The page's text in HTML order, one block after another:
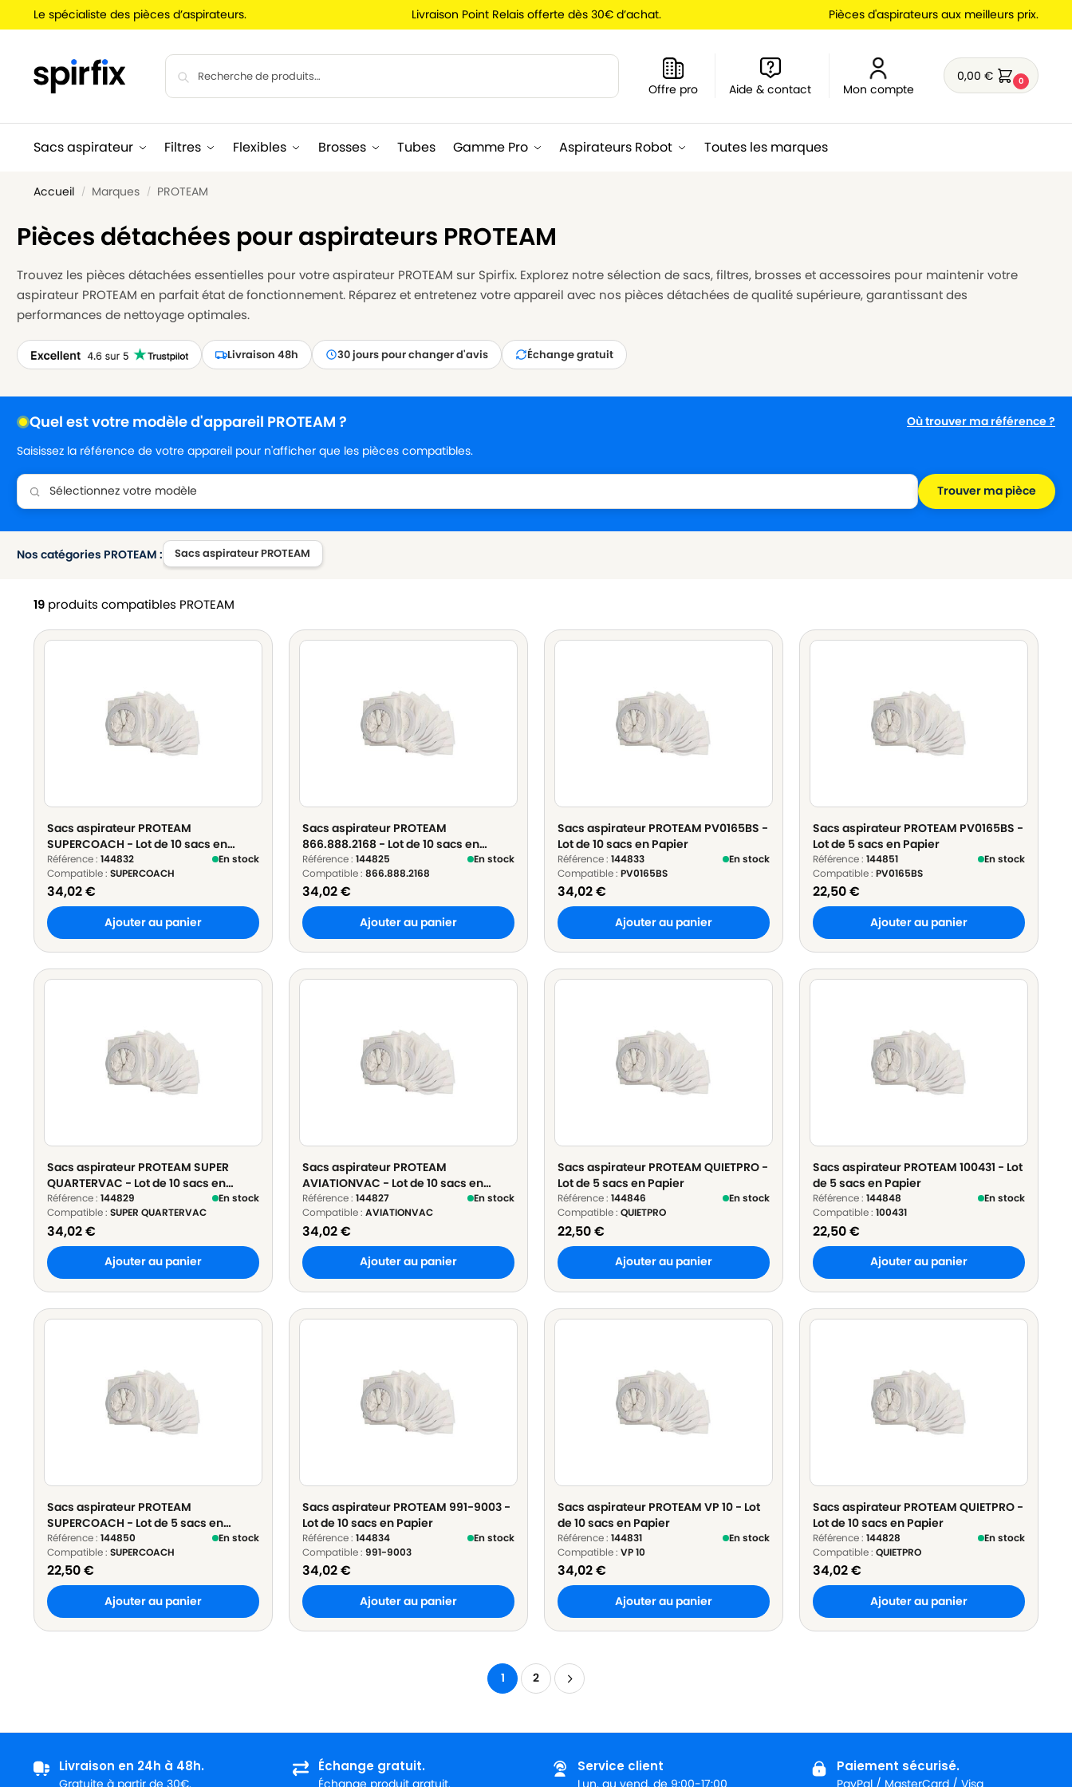
Le spécialiste des pièces d’aspirateurs. Livraison Point Relais offerte dès 30€ d’achat. Pièces d'aspirateurs aux meilleurs prix.
Offre pro Aide & contact Mon compte
0,00€ 0
Sacs aspirateur Filtres Flexibles Brosses Tubes Gamme Pro Aspirateurs Robot Toutes les marques
Accueil / Marques / PROTEAM
Pièces détachées pour aspirateurs PROTEAM
Trouvez les pièces détachées essentielles pour votre aspirateur PROTEAM sur Spirfix. Explorez notre sélection de sacs, filtres, brosses et accessoires pour maintenir votre
aspirateur PROTEAM en parfait état de fonctionnement. Réparez et entretenez votre appareil avec nos pièces détachées de qualité supérieure, garantissant des
performances de nettoyage optimales.
Livraison 48h 30 jours pour changer d'avis Échange gratuit
Quel est votre modèle d'appareil PROTEAM ?
Où trouver ma référence ?
Saisissez la référence de votre appareil pour n'afficher que les pièces compatibles.
Trouver ma pièce
Nos catégories PROTEAM : Sacs aspirateur PROTEAM
19produits compatibles PROTEAM
Sacs aspirateur PROTEAM
SUPERCOACH - Lot de 10 sacs en
Papier
Référence : 144832
En stock
Compatible : SUPERCOACH
34,02€
Ajouter au panier
Sacs aspirateur PROTEAM
866.888.2168 - Lot de 10 sacs en
Papier
Référence : 144825
En stock
Compatible : 866.888.2168
34,02€
Ajouter au panier
Sacs aspirateur PROTEAM PV0165BS -
Lot de 10 sacs en Papier
Référence : 144833
En stock
Compatible : PV0165BS
34,02€
Ajouter au panier
Sacs aspirateur PROTEAM PV0165BS -
Lot de 5 sacs en Papier
Référence :144851
En stock
Compatible :PV0165BS
22,50€
Ajouter au panier
Sacs aspirateur PROTEAM SUPER
QUARTERVAC - Lot de 10 sacs en
Papier
Référence : 144829
En stock
Compatible : SUPER QUARTERVAC
34,02€
Ajouter au panier
Sacs aspirateur PROTEAM
AVIATIONVAC - Lot de 10 sacs en
Papier
Référence : 144827
En stock
Compatible : AVIATIONVAC
34,02€
Ajouter au panier
Sacs aspirateur PROTEAM QUIETPRO -
Lot de 5 sacs en Papier
Référence : 144846
En stock
Compatible : QUIETPRO
22,50€
Ajouter au panier
Sacs aspirateur PROTEAM 100431 - Lot
de 5 sacs en Papier
Référence :144848
En stock
Compatible :100431
22,50€
Ajouter au panier
Sacs aspirateur PROTEAM
SUPERCOACH - Lot de 5 sacs en
Papier
Référence : 144850
En stock
Compatible : SUPERCOACH
22,50€
Ajouter au panier
Sacs aspirateur PROTEAM 991-9003 -
Lot de 10 sacs en Papier
Référence : 144834
En stock
Compatible : 991-9003
34,02€
Ajouter au panier
Sacs aspirateur PROTEAM VP 10 - Lot
de 10 sacs en Papier
Référence : 144831
En stock
Compatible : VP 10
34,02€
Ajouter au panier
Sacs aspirateur PROTEAM QUIETPRO -
Lot de 10 sacs en Papier
Référence :144828
En stock
Compatible :QUIETPRO
34,02€
Ajouter au panier
1 2
Livraison en 24h à 48h.
Gratuite à partir de 30€.
Échange gratuit.
Échange produit gratuit.
Service client
Lun. au vend. de 9:00-17:00
Paiement sécurisé.
PayPal / MasterCard / Visa